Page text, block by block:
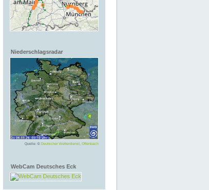
Niederschlagsradar
Quelle: © Deutscher Wetterdienst, Offenbach
WebCam Deutsches Eck